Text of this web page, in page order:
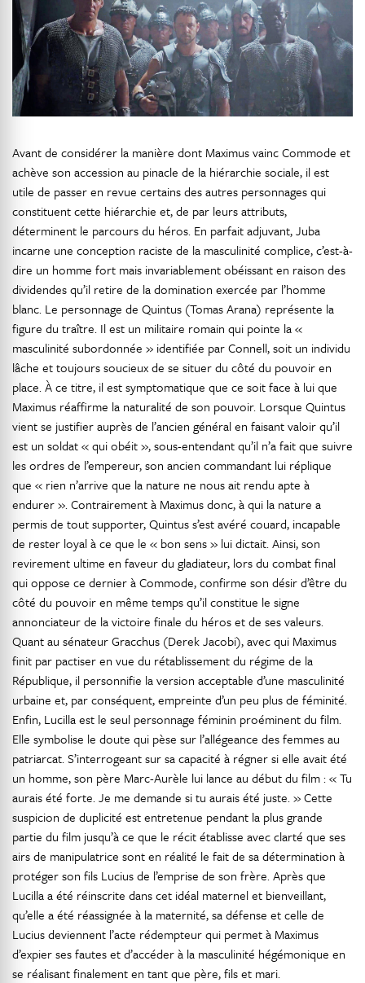
Avant de considérer la manière dont Maximus vainc Commode et
achève son accession au pinacle de la hiérarchie sociale, il est
utile de passer en revue certains des autres personnages qui
constituent cette hiérarchie et, de par leurs attributs,
déterminent le parcours du héros. En parfait adjuvant, Juba
incarne une conception raciste de la masculinité complice, c’est-à-
dire un homme fort mais invariablement obéissant en raison des
dividendes qu’il retire de la domination exercée par l’homme
blanc. Le personnage de Quintus (Tomas Arana) représente la
figure du traître. Il est un militaire romain qui pointe la «
masculinité subordonnée » identifiée par Connell, soit un individu
lâche et toujours soucieux de se situer du côté du pouvoir en
place. À ce titre, il est symptomatique que ce soit face à lui que
Maximus réaffirme la naturalité de son pouvoir. Lorsque Quintus
vient se justifier auprès de l’ancien général en faisant valoir qu’il
est un soldat « qui obéit », sous-entendant qu’il n’a fait que suivre
les ordres de l’empereur, son ancien commandant lui réplique
que « rien n’arrive que la nature ne nous ait rendu apte à
endurer ». Contrairement à Maximus donc, à qui la nature a
permis de tout supporter, Quintus s’est avéré couard, incapable
de rester loyal à ce que le « bon sens » lui dictait. Ainsi, son
revirement ultime en faveur du gladiateur, lors du combat final
qui oppose ce dernier à Commode, confirme son désir d’être du
côté du pouvoir en même temps qu’il constitue le signe
annonciateur de la victoire finale du héros et de ses valeurs.
Quant au sénateur Gracchus (Derek Jacobi), avec qui Maximus
finit par pactiser en vue du rétablissement du régime de la
République, il personnifie la version acceptable d’une masculinité
urbaine et, par conséquent, empreinte d’un peu plus de féminité.
Enfin, Lucilla est le seul personnage féminin proéminent du film.
Elle symbolise le doute qui pèse sur l’allégeance des femmes au
patriarcat. S’interrogeant sur sa capacité à régner si elle avait été
un homme, son père Marc-Aurèle lui lance au début du film : « Tu
aurais été forte. Je me demande si tu aurais été juste. » Cette
suspicion de duplicité est entretenue pendant la plus grande
partie du film jusqu’à ce que le récit établisse avec clarté que ses
airs de manipulatrice sont en réalité le fait de sa détermination à
protéger son fils Lucius de l’emprise de son frère. Après que
Lucilla a été réinscrite dans cet idéal maternel et bienveillant,
qu’elle a été réassignée à la maternité, sa défense et celle de
Lucius deviennent l’acte rédempteur qui permet à Maximus
d’expier ses fautes et d’accéder à la masculinité hégémonique en
se réalisant finalement en tant que père, fils et mari.